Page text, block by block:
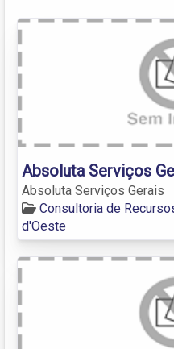
Absoluta Serviços
Absoluta Serviços Gerais
Consultoria de
d'Oeste